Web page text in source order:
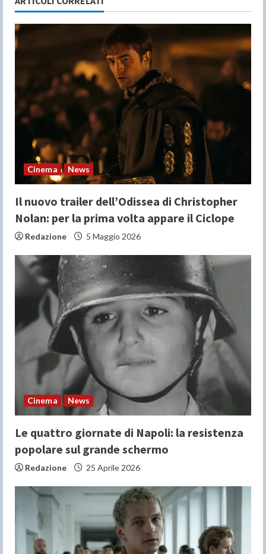
e
a
d
n
g
Cinema News
Il nuovo trailer dell’Odissea di Christopher
Nolan: per la prima volta appare il Ciclope
Redazione 5 Maggio 2026
Cinema News
Le quattro giornate di Napoli: la resistenza
popolare sul grande schermo
Redazione 25 Aprile 2026